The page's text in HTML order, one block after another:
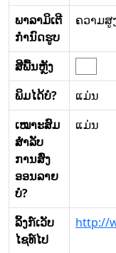
ພາລາມິເຕີ
ກໍານົດຮູບ
ຄວາມສູ
ສີພື້ນຫຼັງ
ພິມໄດ້ບໍ?
ແມ່ນ
ເໝາະສົມ
ສໍາລັບ
ການສົ່ງ
ອອນລາຍ
ບໍ?
ແມ່ນ
ລິ້ງກ໌ເວັບ
ໄຊທ໌ໄປ
http://